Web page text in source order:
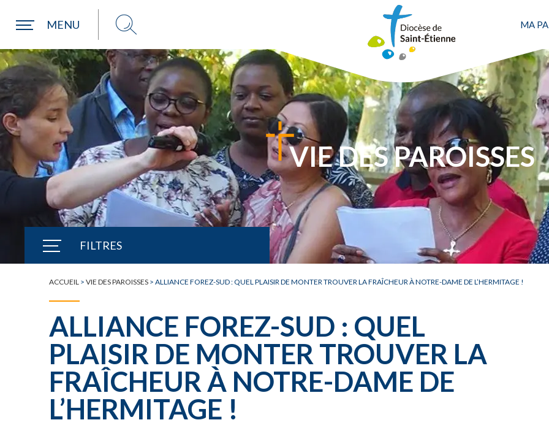
MENU MA
Choisir ma paroisse par commune
Une commune
VIE DES PAROISSES
FILTRES
TOUTE L'ACTUALITÉ CARNET OFFICIEL
ACCUEIL > VIE DES PAROISSES > ALLIANCE FOREZ-SUD : QUEL PLAISIR DE MONTER TROUVER LA FRAÎCHEUR À NOTRE-DAME DE L’HERMITAGE !
ALLIANCE FOREZ-SUD : QUEL
PLAISIR DE MONTER TROUVER LA
FRAÎCHEUR À NOTRE-DAME DE
L’HERMITAGE !